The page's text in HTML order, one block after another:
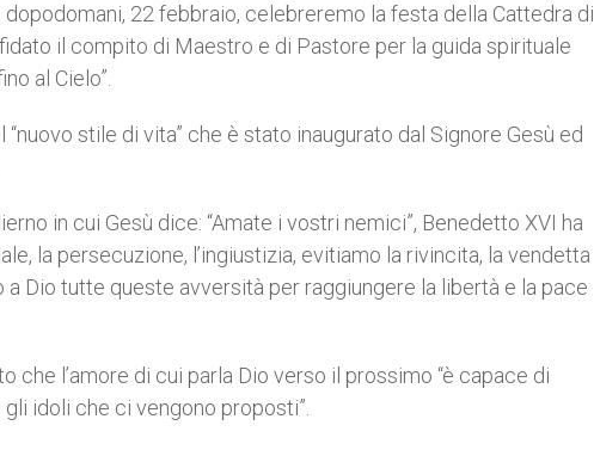
dopodomani, 22 febbraio, celebreremo la festa della Cattedra di
il compito di Maestro e di Pastore per la guida spirituale
al Cielo”.
stile di vita” che è stato inaugurato dal Signore Gesù ed
in cui Gesù dice: “Amate i vostri nemici”, Benedetto XVI ha
la persecuzione, l’ingiustizia, evitiamo la rivincita, la vendetta
a Dio tutte queste avversità per raggiungere la libertà e la pace
che l’amore di cui parla Dio verso il prossimo “è capace di
idoli che ci vengono proposti”.